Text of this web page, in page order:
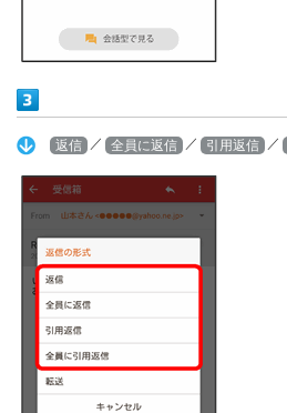
返信 ／ 全員に返信 ／ 引用返信 ／